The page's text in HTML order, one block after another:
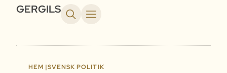
GERGILS
HEM |SVENSK POLITIK